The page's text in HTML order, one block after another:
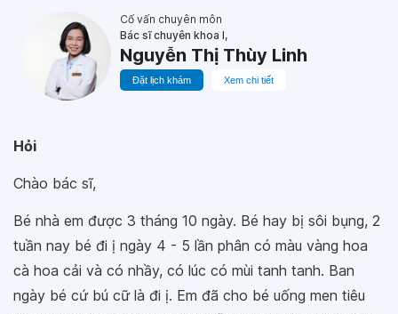
Cố vấn chuyên môn
Bác sĩ chuyên khoa I,
Nguyễn Thị Thùy Linh
Đặt lịch khám Xem chi tiết
Hỏi
Chào bác sĩ,
Bé nhà em được 3 tháng 10 ngày. Bé hay bị sôi bụng, 2
tuần nay bé đi ị ngày 4 - 5 lần phân có màu vàng hoa
cà hoa cải và có nhầy, có lúc có mùi tanh tanh. Ban
ngày bé cứ bú cữ là đi ị. Em đã cho bé uống men tiêu